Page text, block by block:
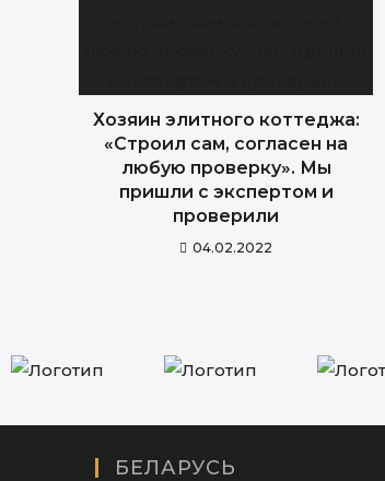
Хозяин элитного коттеджа:
«Строил сам, согласен на
любую проверку». Мы
пришли с экспертом и
проверили
04.02.2022
БЕЛАРУСЬ